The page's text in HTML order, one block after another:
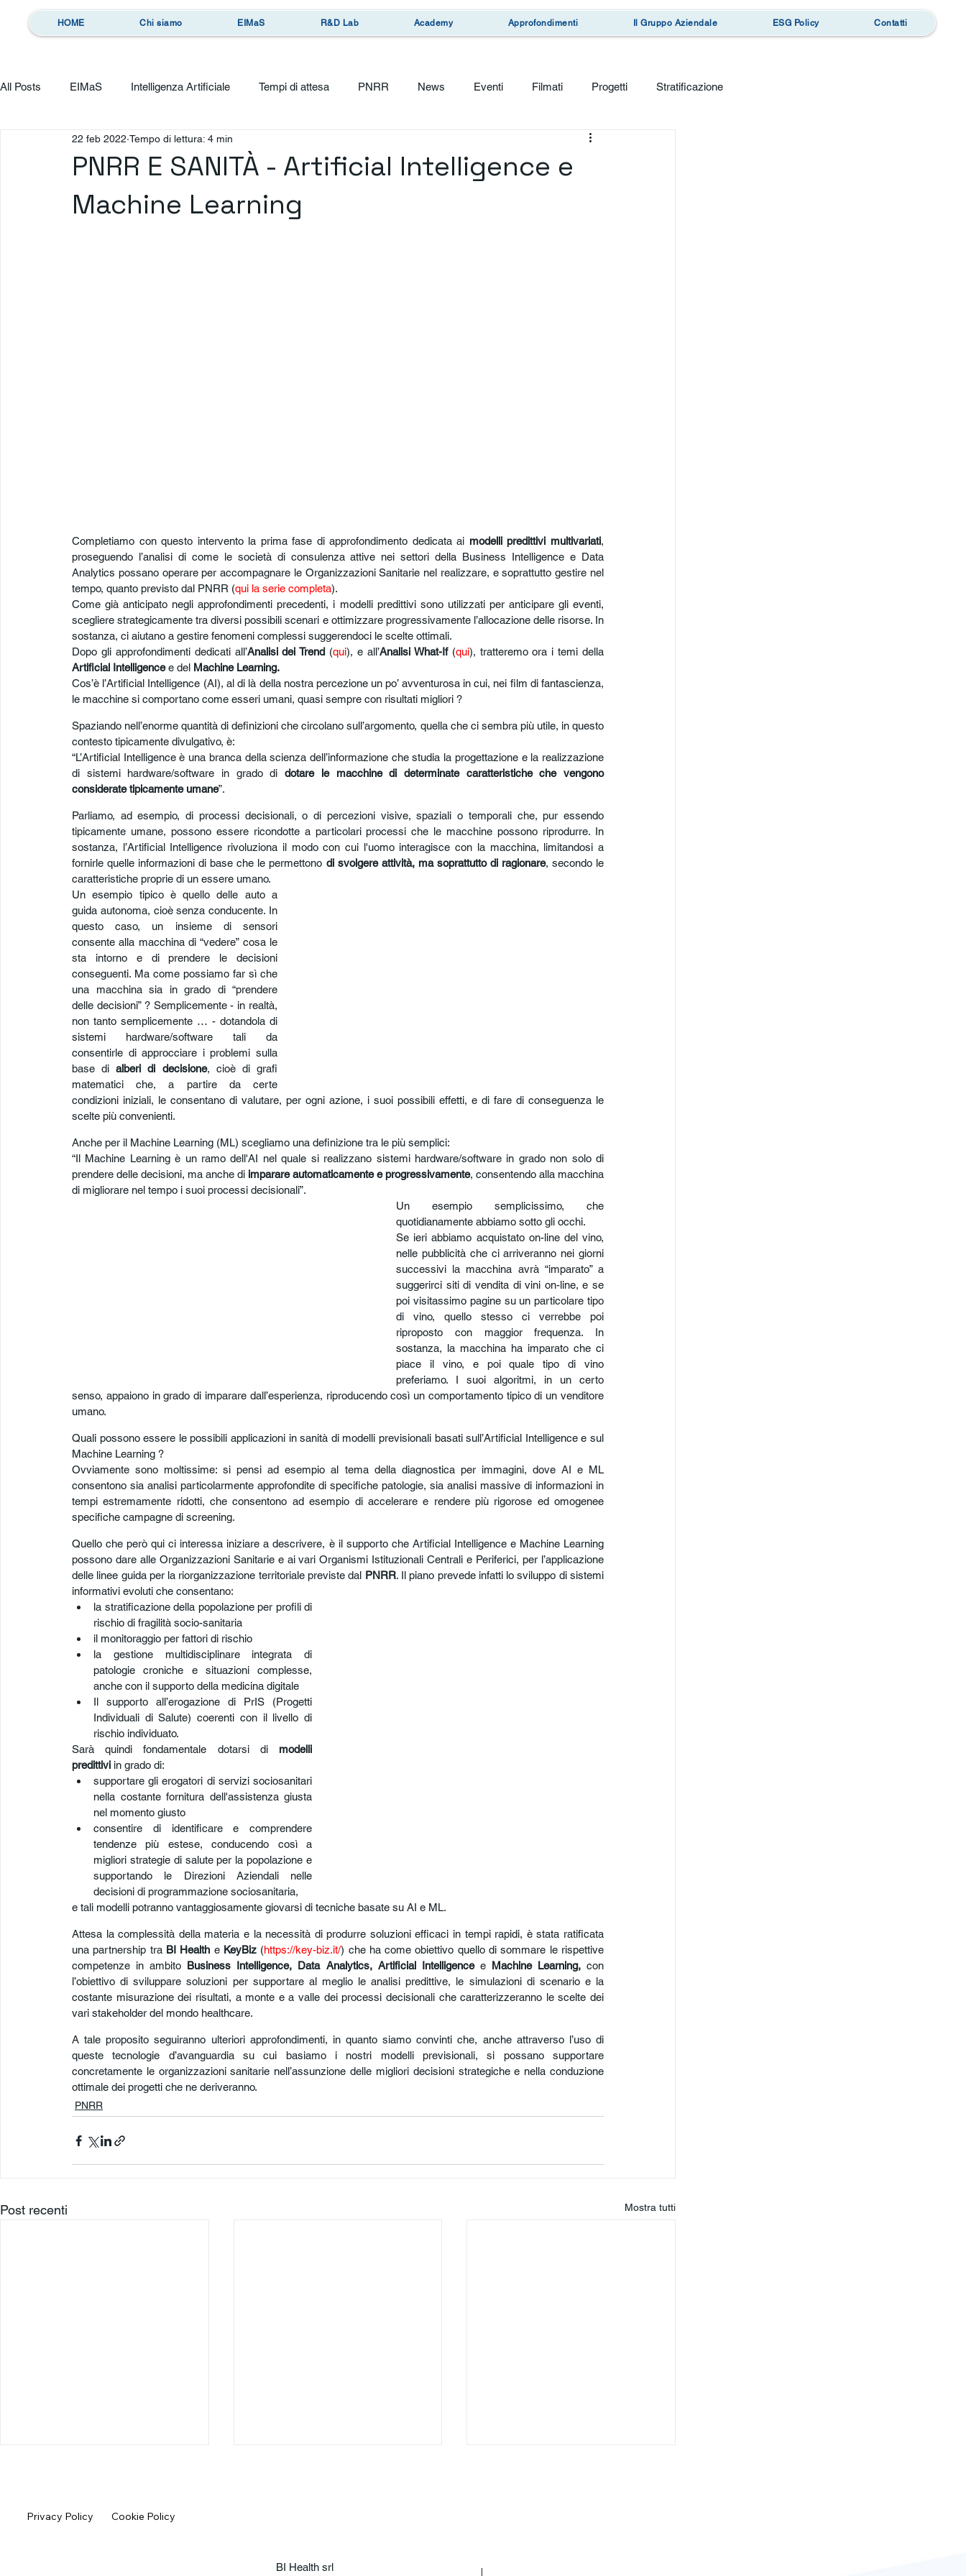
HOME Chi siamo EIMaS R&D Lab Academy Approfondimenti Il Gruppo Aziendale ESG Policy Contatti
All Posts EIMaS Intelligenza Artificiale Tempi di attesa PNRR News Eventi Filmati Progetti Stratificazione
PNRR E SANITÀ - Artificial Intelligence e
Machine Learning
22 feb 2022 Tempo di lettura: 4 min
Completiamo con questo intervento la prima fase di approfondimento dedicata ai modelli predittivi multivariati,
proseguendo l’analisi di come le società di consulenza attive nei settori della Business Intelligence e Data
Analytics possano operare per accompagnare le Organizzazioni Sanitarie nel realizzare, e soprattutto gestire nel
tempo, quanto previsto dal PNRR (qui la serie completa).
Come già anticipato negli approfondimenti precedenti, i modelli predittivi sono utilizzati per anticipare gli eventi,
scegliere strategicamente tra diversi possibili scenari e ottimizzare progressivamente l’allocazione delle risorse. In
sostanza, ci aiutano a gestire fenomeni complessi suggerendoci le scelte ottimali.
Dopo gli approfondimenti dedicati all’Analisi dei Trend (qui), e all’Analisi What-If (qui
Artificial Intelligence e del Machine Learning.
Cos’è l’Artificial Intelligence (AI), al di là della nostra percezione un po’ avventurosa in cui, nei film di fantascienza,
le macchine si comportano come esseri umani, quasi sempre con risultati migliori ?
Spaziando nell’enorme quantità di definizioni che circolano sull’argomento, quella che ci sembra più utile, in questo
contesto tipicamente divulgativo, è:
“L’Artificial Intelligence è una branca della scienza dell’informazione che studia la progettazione e la realizzazione
di sistemi hardware/software in grado di dotare le macchine di determinate caratteristiche che vengono
considerate tipicamente umane”.
Parliamo, ad esempio, di processi decisionali, o di percezioni visive, spaziali o temporali che, pur essendo
tipicamente umane, possono essere ricondotte a particolari processi che le macchine possono riprodurre. In
sostanza, l’Artificial Intelligence rivoluziona il modo con cui l'uomo interagisce con la macchina, limitandosi a
fornirle quelle informazioni di base che le permettono di svolgere attività, ma soprattutto di ragionare, secondo le
caratteristiche proprie di un essere umano.
Un esempio tipico è quello delle auto a
guida autonoma, cioè senza conducente. In
questo caso, un insieme di sensori
consente alla macchina di “vedere” cosa le
sta intorno e di prendere le decisioni
conseguenti. Ma come possiamo far sì che
una macchina sia in grado di “prendere
delle decisioni” ? Semplicemente - in realtà,
non tanto semplicemente … - dotandola di
sistemi hardware/software tali da
consentirle di approcciare i problemi sulla
base di alberi di decisione, cioè di grafi
matematici che, a partire da certe
condizioni iniziali, le consentano di valutare, per ogni azione, i suoi possibili effetti, e di fare di conseguenza le
scelte più convenienti.
Anche per il Machine Learning (ML) scegliamo una definizione tra le più semplici:
“Il Machine Learning è un ramo dell'AI nel quale si realizzano sistemi hardware/software in grado non solo di
prendere delle decisioni, ma anche di imparare automaticamente e progressivamente, consentendo alla macchina
di migliorare nel tempo i suoi processi decisionali”.
Un esempio semplicissimo, che
quotidianamente abbiamo sotto gli occhi.
Se ieri abbiamo acquistato on-line del vino,
nelle pubblicità che ci arriveranno nei giorni
successivi la macchina avrà “imparato” a
suggerirci siti di vendita di vini on-line, e se
poi visitassimo pagine su un particolare tipo
di vino, quello stesso ci verrebbe poi
riproposto con maggior frequenza. In
sostanza, la macchina ha imparato che ci
piace il vino, e poi quale tipo di vino
preferiamo. I suoi algoritmi, in un certo
senso, appaiono in grado di imparare dall’esperienza, riproducendo così un comportamento tipico di un venditore
umano.
Quali possono essere le possibili applicazioni in sanità di modelli previsionali basati sull’Artificial Intelligence e sul
Machine Learning ?
Ovviamente sono moltissime: si pensi ad esempio al tema della diagnostica per immagini, dove AI e ML
consentono sia analisi particolarmente approfondite di specifiche patologie, sia analisi massive di informazioni in
tempi estremamente ridotti, che consentono ad esempio di accelerare e rendere più rigorose ed omogenee
specifiche campagne di screening.
Quello che però qui ci interessa iniziare a descrivere, è il supporto che Artificial Intelligence e Machine Learning
possono dare alle Organizzazioni Sanitarie e ai vari Organismi Istituzionali Centrali e Periferici, per l’applicazione
delle linee guida per la riorganizzazione territoriale previste dal PNRR. Il piano prevede infatti lo sviluppo di sistemi
informativi evoluti che consentano:
la stratificazione della popolazione per profili di
rischio di fragilità socio-sanitaria
il monitoraggio per fattori di rischio
la gestione multidisciplinare integrata di
patologie croniche e situazioni complesse,
anche con il supporto della medicina digitale
Il supporto all’erogazione di PrIS (Progetti
Individuali di Salute) coerenti con il livello di
rischio individuato.
Sarà quindi fondamentale dotarsi di modelli
predittivi in grado di:
supportare gli erogatori di servizi sociosanitari
nella costante fornitura dell'assistenza giusta
nel momento giusto
consentire di identificare e comprendere
tendenze più estese, conducendo così a
migliori strategie di salute per la popolazione e
supportando le Direzioni Aziendali nelle
decisioni di programmazione sociosanitaria,
e tali modelli potranno vantaggiosamente giovarsi di tecniche basate su AI e ML.
Attesa la complessità della materia e la necessità di produrre soluzioni efficaci in tempi rapidi, è stata ratificata
una partnership tra BI Health e KeyBiz (https://key-biz.it/) che ha come obiettivo quello di sommare le rispettive
competenze in ambito Business Intelligence, Data Analytics, Artificial Intelligence e Machine Learning, con
l’obiettivo di sviluppare soluzioni per supportare al meglio le analisi predittive, le simulazioni di scenario e la
costante misurazione dei risultati, a monte e a valle dei processi decisionali che caratterizzeranno le scelte dei
vari stakeholder del mondo healthcare.
A tale proposito seguiranno ulteriori approfondimenti, in quanto siamo convinti che, anche attraverso l’uso di
queste tecnologie d’avanguardia su cui basiamo i nostri modelli previsionali, si possano supportare
concretamente le organizzazioni sanitarie nell’assunzione delle migliori decisioni strategiche e nella conduzione
ottimale dei progetti che ne deriveranno.
PNRR
Post recenti Mostra tutti
BI Health srl
Privacy Policy Cookie Policy